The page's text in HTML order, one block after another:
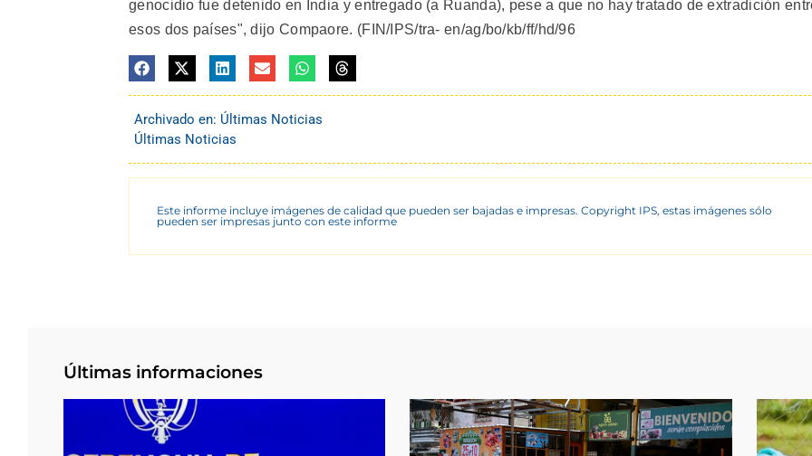
genocidio fue detenido en India y entregado (a Ruanda), pese a que no hay tratado de extradición
esos dos países", dijo Compaore. (FIN/IPS/tra- en/ag/bo/kb/ff/hd/96
Archivado en: Últimas Noticias
Últimas Noticias
Este informe incluye imágenes de calidad que pueden ser bajadas e impresas. Copyright IPS, estas imágenes sólo
pueden ser impresas junto con este informe
Últimas informaciones